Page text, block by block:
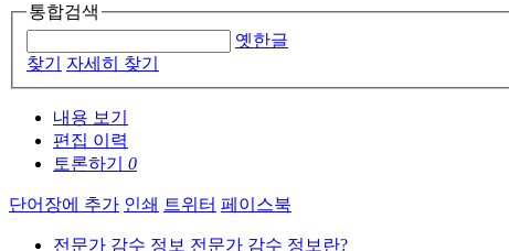
통합검색
옛한글
찾기
자세히 찾기
내용 보기
편집 이력
토론하기 0
단어장에 추가 인쇄 트위터 페이스북
전문가 감수 정보 전문가 감수 정보란?